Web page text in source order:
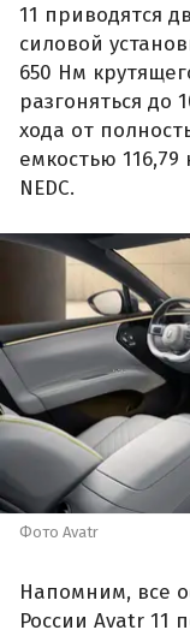
11 приводятся
силовой
650 Нм
разгоняться до
хода от
емкостью 116,79
NEDC.
Фото Avatr
Напомним, все
России Avatr 11